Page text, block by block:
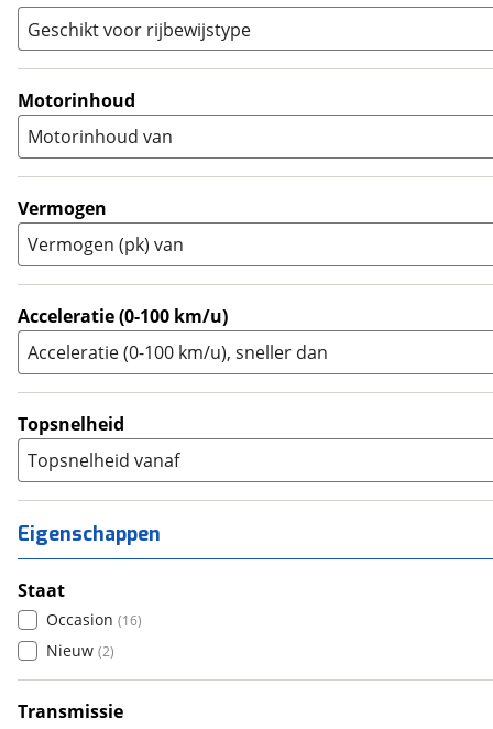
Sport (0)
Sport Touring
Supermotard (0)
Supersport
Tourer (4)
Touring Enduro
Trike (0)
Zijspan 0)
Geschikt voor rijbewijstype
A (10)
A1 (0)
(
Motorinhoud
Motorinhoud van
Vermogen
Vermogen (pk) van
Acceleratie (0-100 km/u)
Acceleratie (0-100 km/u), sneller dan
Topsnelheid
Topsnelheid vanaf
Eigenschappen
Staat
Occasion (16)
Nieuw (2)
Transmissie